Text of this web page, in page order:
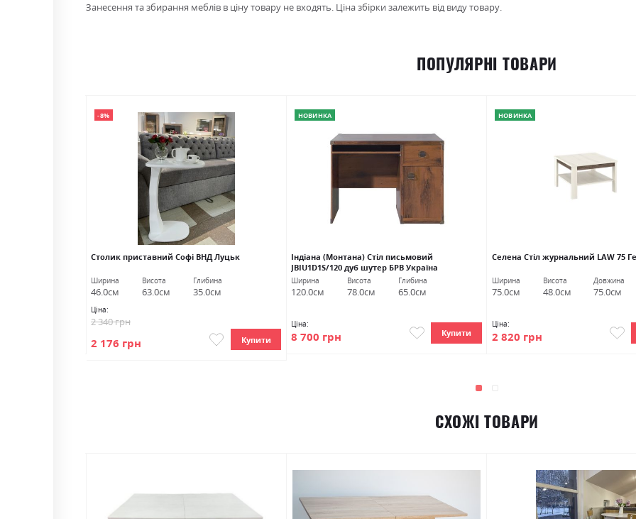
Занесення та збирання меблів в ціну товару не входять. Ціна збірки залежить від виду товару.
ПОПУЛЯРНІ ТОВАРИ
-8%
Столик приставний Софі ВНД Луцьк
Ширина
46.0см
Висота
63.0см
Глибина
35.0см
Ціна:
2 176 грн
2 340 грн
Купити
НОВИНКА
Індіана (Монтана) Стіл письмовий
JBIU1D1S/120 дуб шутер БРВ Україна
Ширина
120.0см
Висота
78.0см
Глибина
65.0см
Ціна:
8 700 грн Купити
НОВИНКА
Селена Стіл журнальний LAW 75
Ширина
75.0см
Висота
48.0см
Довжина
75.0см
Ціна:
2 820 грн
СХОЖІ ТОВАРИ